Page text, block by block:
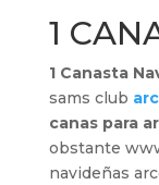
1
1 Canasta
sams club
canas para
obstante
navideñas